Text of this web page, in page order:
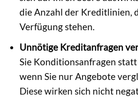
die Anzahl der Kreditlinien,
Verfügung stehen.
Unnötige Kreditanfragen
Sie Konditionsanfragen
wenn Sie nur Angebote
Diese wirken sich nicht